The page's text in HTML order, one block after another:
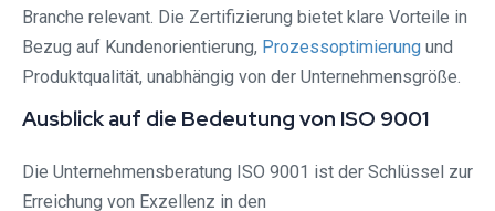
Branche relevant. Die Zertifizierung bietet klare Vorteile in
Bezug auf Kundenorientierung, Prozessoptimierung und
Produktqualität, unabhängig von der Unternehmensgröße.
Ausblick auf die Bedeutung von ISO 9001
Die Unternehmensberatung ISO 9001 ist der Schlüssel zur
Erreichung von Exzellenz in den